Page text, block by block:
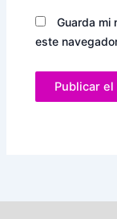
Guarda mi
este